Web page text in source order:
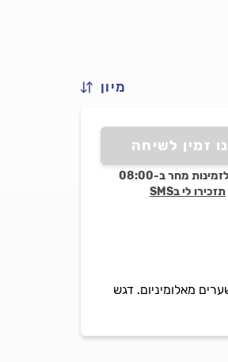
מיון
זמין לשיחה
מחר ב-08:00
תזכירו לי בSMS
מאלומיניום. דגש